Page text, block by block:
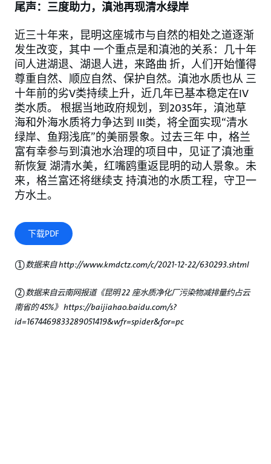
尾声：三度助力，滇池再现清水绿岸
近三十年来，昆明这座城市与自然的相处之道逐渐
发生改变，其中 一个重点是和滇池的关系：几十年
间人进湖退、湖退人进，来路曲 折，人们开始懂得
尊重自然、顺应自然、保护自然。滇池水质也从 三
十年前的劣V类持续上升，近几年已基本稳定在IV
类水质。 根据当地政府规划，到2035年，滇池草
海和外海水质将力争达到 Ⅲ类，将全面实现“清水
绿岸、鱼翔浅底”的美丽景象。过去三年 中，格兰
富有幸参与到滇池水治理的项目中，见证了滇池重
新恢复 湖清水美，红嘴鸥重返昆明的动人景象。未
来，格兰富还将继续支 持滇池的水质工程，守卫一
方水土。
下载PDF
①数据来自 http://www.kmdctz.com/c/2021-12-22/630293.shtml
②数据来自云南网报道《昆明 22 座水质净化厂污染物减排量约占云
南省的 45%》 https://baijiahao.baidu.com/s?
id=1674469833289051419&wfr=spider&for=pc